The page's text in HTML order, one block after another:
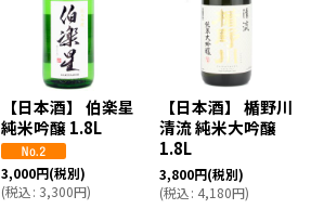
【日本酒】 伯楽星
純米吟醸 1.8L
3,000円(税別)
(税込: 3,300円)
【日本酒】 楯野川
清流 純米大吟醸
1.8L
3,800円(税別)
(税込: 4,180円)